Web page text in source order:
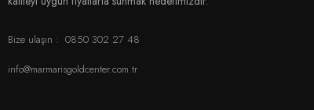
Bize ulaşın : 0850 302 27 48
info@marmarisgoldcenter.com.tr